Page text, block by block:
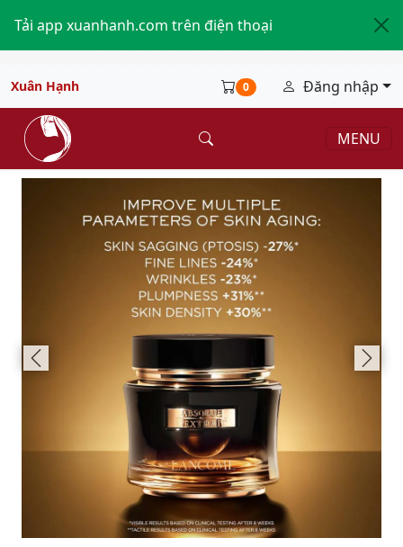
Tải app xuanhanh.com trên điện thoại
Xuân Hạnh 0 Đăng nhập
MENU